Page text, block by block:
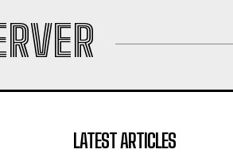
LATEST ARTICLES